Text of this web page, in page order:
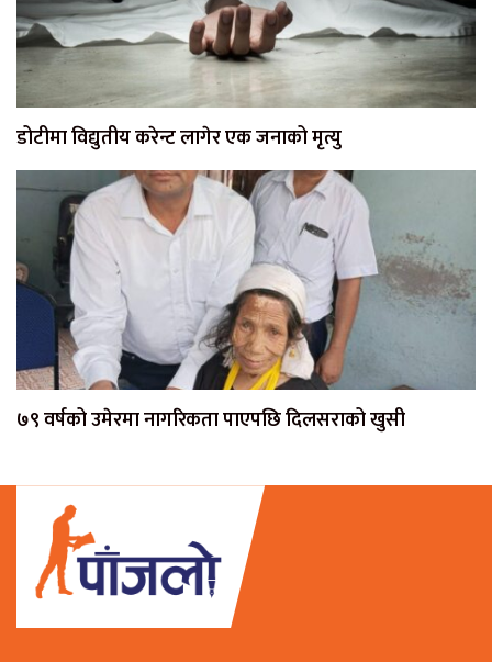
डोटीमा विद्युतीय करेन्ट लागेर एक जनाको मृत्यु
७९ वर्षको उमेरमा नागरिकता पाएपछि दिलसराको खुसी